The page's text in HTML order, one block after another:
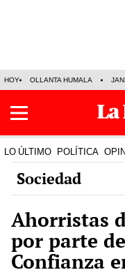
HOY OLLANTA HUMALA
LO ÚLTIMO POLÍTICA
Sociedad
Ahorristas
por parte
Confianza